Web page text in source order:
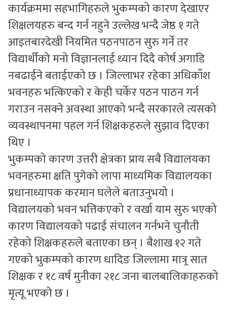
कार्यक्रममा सहभागिहरुले भुकम्पको कारण देखाएर
शिक्षलयहरु बन्द गर्न नहुने उल्लेख भन्दै जेष्ठ १ गते
आइतबारदेखी नियमित पठनपाठन सुरु गर्ने तर
विद्यार्थीको मनो विज्ञानलाई ध्यान दिदै कोर्ष अगाडि
नबढाईने बताईएको छ । जिल्लाभर रहेका अधिकाँश
भवनहरु भत्किएको र केही चर्केर पठन पाठन गर्न
गराउन नसक्ने अवस्था आएको भन्दै सरकारले त्यसको
व्यवस्थापनमा पहल गर्न शिक्षकहरुले सुझाव दिएका
थिए ।
भुकम्पको कारण उत्तरी क्षेत्रका प्राय सबै विद्यालयका
भवनहरुमा क्षति पुगेको लापा माध्यमिक विद्यालयका
प्रधानाध्यापक करमान घलेले बताउनुभयो ।
विद्यालयको भवन भत्तिकएको र वर्खा याम सुरु भएको
कारण विद्यालयको पढाई संचालन गर्नभने चुनौती
रहेको शिक्षकहरुले बताएका छन् । बैशाख १२ गते
गएको भुकम्पको कारण धादिङ जिल्लामा मात्र्र सात
शिक्षक र १८ वर्ष मुनीका २१८ जना बालबालिकाहरुको
मृत्यू भएको छ ।